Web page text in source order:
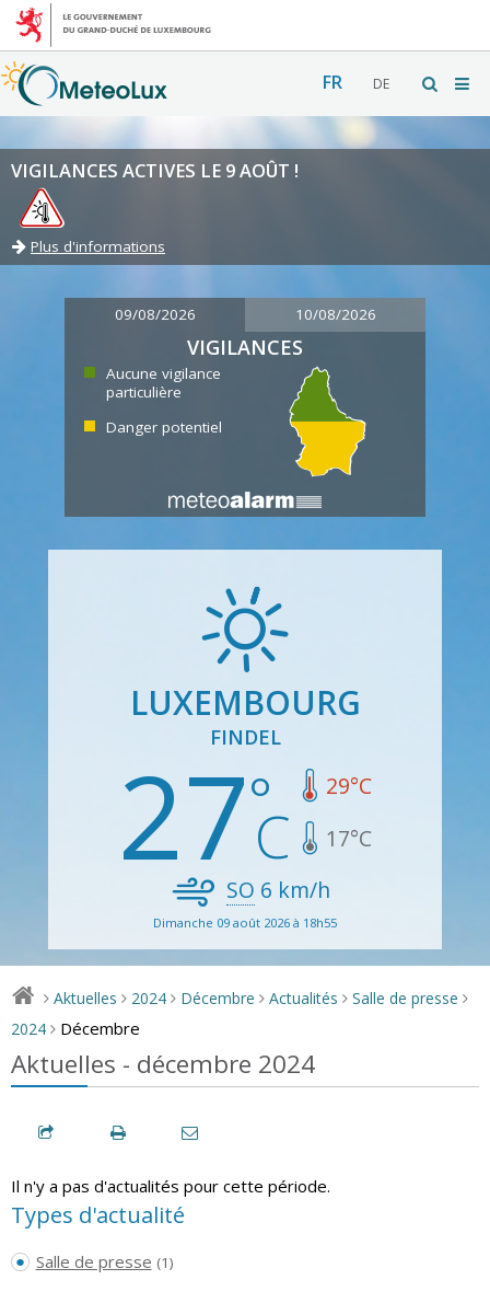
FR DE
VIGILANCES ACTIVES LE 9 AOÛT !
Plus d'informations
09/08/2026 10/08/2026
VIGILANCES
Aucune vigilance
particulière
Danger potentiel
LUXEMBOURG
FINDEL
27 29°C
17°C
SO 6 km/h
Dimanche 09 août 2026 à 18h55
> Aktuelles > 2024 > Décembre > Actualités > Salle de presse >
2024 > Décembre
Aktuelles - décembre 2024
Il n'y a pas d'actualités pour cette période.
Types d'actualité
Salle de presse (1)